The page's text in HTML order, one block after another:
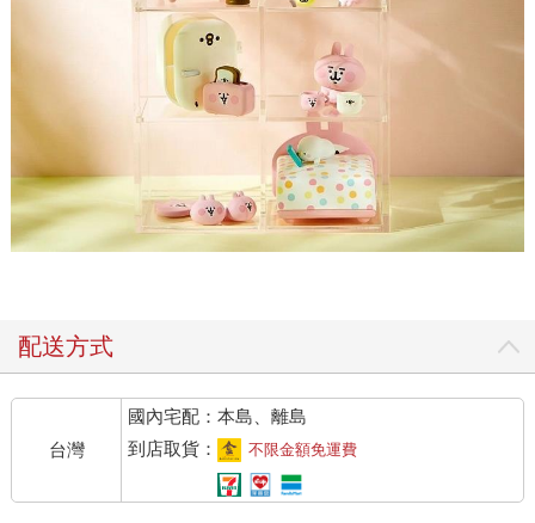
配送方式
台灣
國內宅配：本島、離島
到店取貨：
不限金額免運費